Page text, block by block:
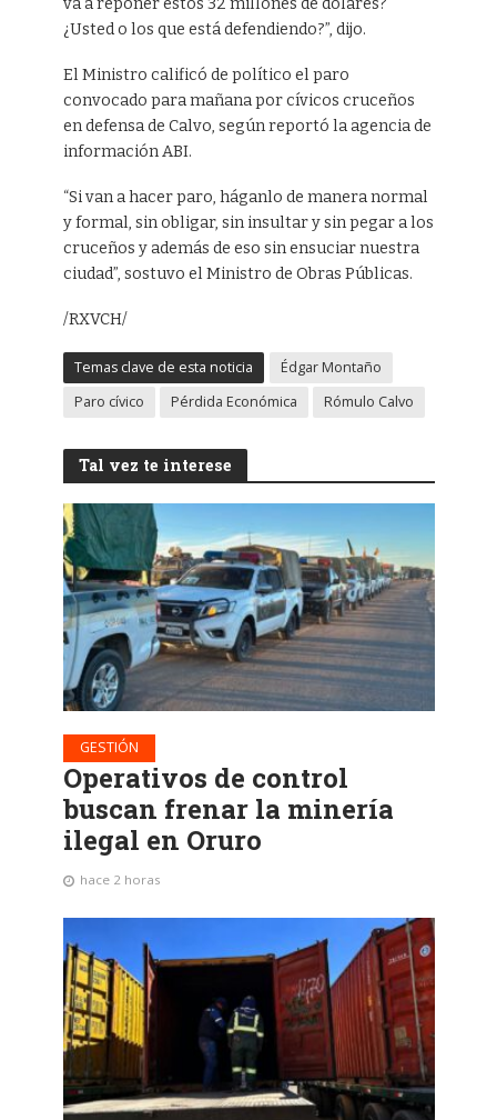
va a reponer estos 32 millones de dólares?
¿Usted o los que está defendiendo?”, dijo.
El Ministro calificó de político el paro
convocado para mañana por cívicos cruceños
en defensa de Calvo, según reportó la agencia de
información ABI.
“Si van a hacer paro, háganlo de manera normal
y formal, sin obligar, sin insultar y sin pegar a los
cruceños y además de eso sin ensuciar nuestra
ciudad”, sostuvo el Ministro de Obras Públicas.
/RXVCH/
Temas clave de esta noticia
Édgar Montaño
Paro cívico
Pérdida Económica Rómulo Calvo
Tal vez te interese
GESTIÓN
Operativos de control
buscan frenar la minería
ilegal en Oruro
hace 2 horas